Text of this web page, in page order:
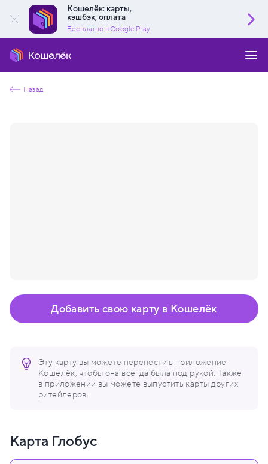
Кошелёк: карты,
кэшбэк, оплата
Бесплатно в Google Play
Назад
Эту карту вы можете перенести в приложение
Кошелёк, чтобы она всегда была под рукой. Также
в приложении вы можете выпустить карты других
ритейлеров.
Добавить свою карту в Кошелёк
Карта Глобус